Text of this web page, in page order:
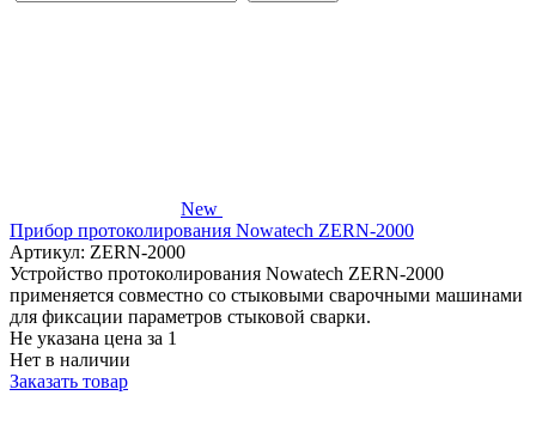
New
Прибор протоколирования Nowatech ZERN-2000
Артикул: ZERN-2000
Устройство протоколирования Nowatech ZERN-2000
применяется совместно со стыковыми сварочными машинами
для фиксации параметров стыковой сварки.
Не указана цена за 1
Нет в наличии
Заказать товар